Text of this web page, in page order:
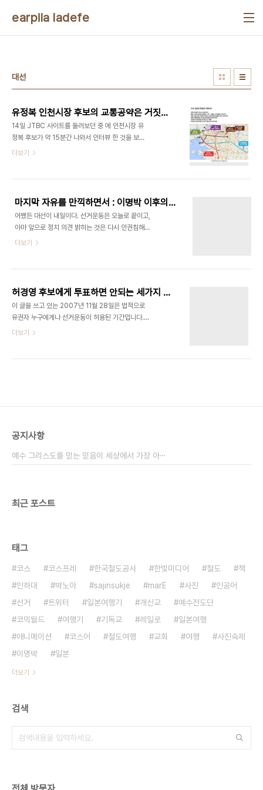
earpila ladefe
대선
유정복 인천시장 후보의 교통공약은 거짓말 투성이! - 1탄. 수인선 KTX는 전부 거짓말!
14일 JTBC 사이트를 둘러보던 중 에 인천시장 유
정복 후보가 약 15분간 나와서 인터뷰 한 것을 보게
되었습니다. 그런데 유정복 후보의 인터뷰를 보던 중
책이라는 내용을 보게 되었습니다. (그림 출처 : 유정
복 후보 홈페이지) 본 블로그에서는 위의 글에 있는
인천의 교통과 물류를 향상시키시겠다면서 주장하신
유정복 후보의 철도 교통 공약이 도대체 어느 정도로
잘못되어 있는지, 아니 어느정도로 거짓말인지를 모
리는 글을 읽다 보면, 왜 이 교통공약들이 실제적 차
더보기
마지막 자유를 만끽하면서 : 이명박 이후의 대한민국, 과연?
어쨌든 대선이 내일이다. 선거운동은 오늘로 끝이고,
아마 앞으로 정치 의견 밝히는 것은 다시 인권침해기
는 하지만 다음 총선 선거기간 전까지는 불법이다. 그
다. 올해는 참 다사다난했던 대한민국이었다. 다양한
사건이 다른 해보다 많이 있었고, 여기저기에서 분란
과 싸움이 일어났다. 불법이 여기저기에서 드러났고,
이런저런 말들이 횡횡했다. 거기에 대해서 자세히 설
명할 필요는 없으리라고 생각한다. 근데, 올해 처음에
음에 두고 있었다. 이유는 간단했다. 이쯤이면 정권교
더보기
허경영 후보에게 투표하면 안되는 세가지 이유
이 글을 쓰고 있는 2007년 11월 28일은 법적으로
유권자 누구에게나 선거운동이 허용된 기간입니다.
우선 여러분들의 이해를 위해 제가 가지고 있는 정치
를 지지하려고 했었습니다. 그 이유는 단순 했습니다.
하지만 한반도 대운하를 분석하면서 그것이 허상에
더보기
공지사항
예수 그리스도를 믿는 믿음이 세상에서 가장 아⋯
최근 포스트
태그
코스 코스프레 한국철도공사 한빛미디어 철도
책
인하대
박노아 sajinsukje marE 사진
인공어
선거
트위터 일본여행기 개신교
예수전도단
코믹월드
여행기 기독교 레일로
일본여행
애니메이션
코스어 철도여행 교회 여행
사진숙제
이명박
일본
더보기
검색